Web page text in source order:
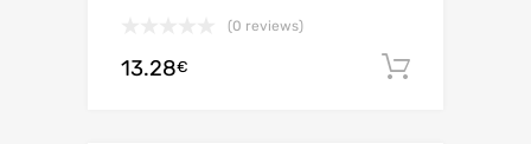
(0 reviews)
13.28€